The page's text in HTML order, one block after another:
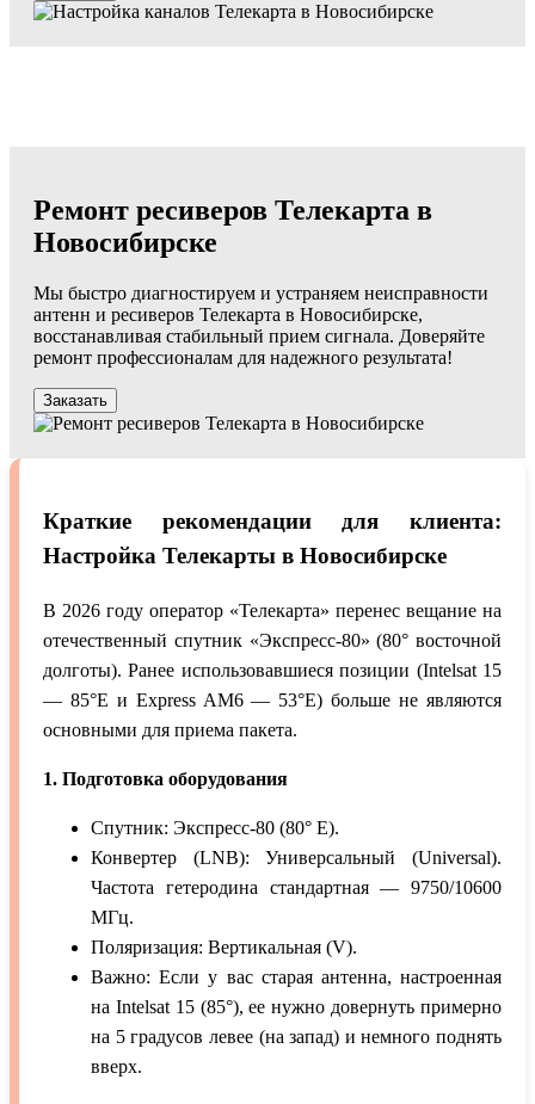
Ремонт ресиверов Телекарта в
Новосибирске
Мы быстро диагностируем и устраняем неисправности
антенн и ресиверов Телекарта в Новосибирске,
восстанавливая стабильный прием сигнала. Доверяйте
ремонт профессионалам для надежного результата!
Заказать
Краткие рекомендации для клиента:
Настройка Телекарты в Новосибирске
В 2026 году оператор «Телекарта» перенес вещание на
отечественный спутник «Экспресс-80» (80° восточной
долготы). Ранее использовавшиеся позиции (Intelsat 15
— 85°E и Express AM6 — 53°E) больше не являются
основными для приема пакета.
1. Подготовка оборудования
Спутник: Экспресс-80 (80° E).
Конвертер (LNB): Универсальный (Universal).
Частота гетеродина стандартная — 9750/10600
МГц.
Поляризация: Вертикальная (V).
Важно: Если у вас старая антенна, настроенная
на Intelsat 15 (85°), ее нужно довернуть примерно
на 5 градусов левее (на запад) и немного поднять
вверх.